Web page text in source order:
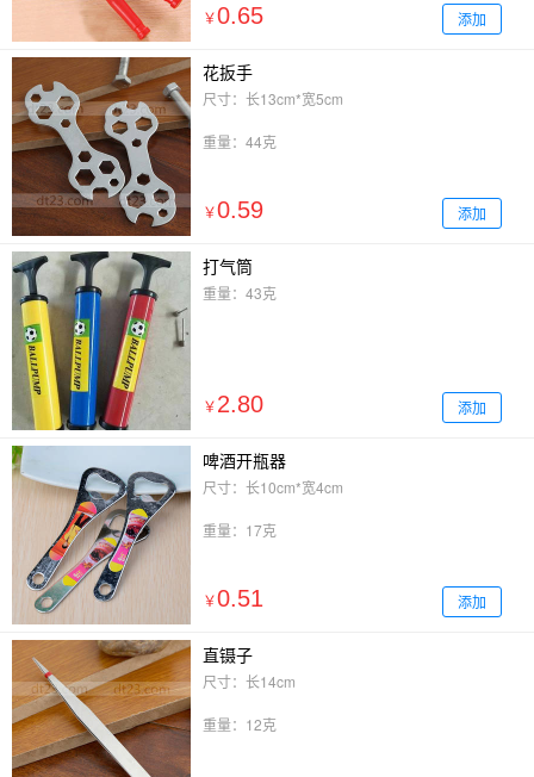
￥0.65 添加
花扳手
尺寸：长13cm*宽5cm
重量：44克
￥0.59 添加
打气筒
重量：43克
￥ 2.80 添加
啤酒开瓶器
尺寸：长10cm*宽4cm
重量：17克
￥0.51 添加
直镊子
尺寸：长14cm
重量：12克